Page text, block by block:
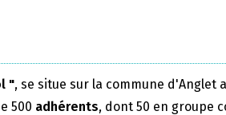
", se situe sur la commune d'Anglet
500 adhérents, dont 50 en groupe